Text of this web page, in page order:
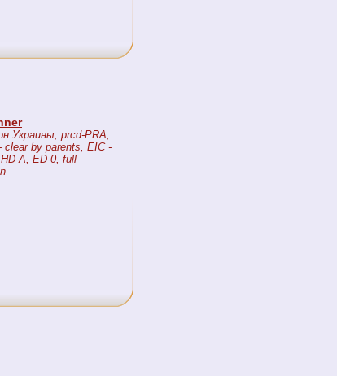
Украины, prcd-PRA,
clear by parents, EIC -
A, ED-0, full